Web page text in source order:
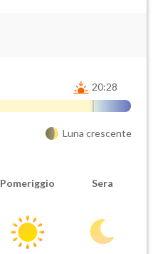
20:28
Luna crescente
Pomeriggio Sera